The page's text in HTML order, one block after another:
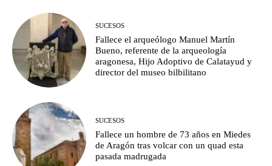
SUCESOS
Fallece el arqueólogo Manuel Martín
Bueno, referente de la arqueología
aragonesa, Hijo Adoptivo de Calatayud y
director del museo bilbilitano
SUCESOS
Fallece un hombre de 73 años en Miedes
de Aragón tras volcar con un quad esta
pasada madrugada